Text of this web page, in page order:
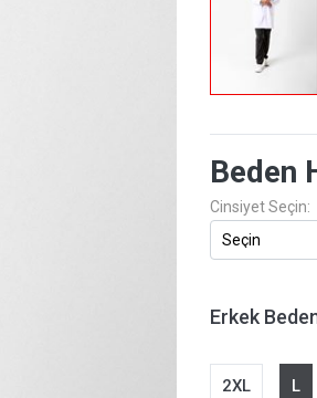
Beden
Cinsiyet Seçin:
Erkek
2XL L